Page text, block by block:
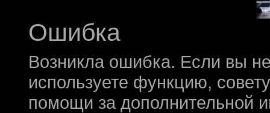
собирать
хотелось, как бы
доделать свой
многообещающе.
олдфаги плакали
продолжали
Ошибка
Возникла ошибка. Если вы
используете функцию,
помощи за дополнительной